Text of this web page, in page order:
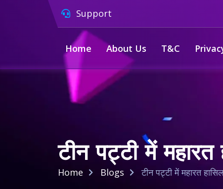
Support
Home About Us T&C
टीन पट्टी में
Home Blogs टीन पट्टी में महारत